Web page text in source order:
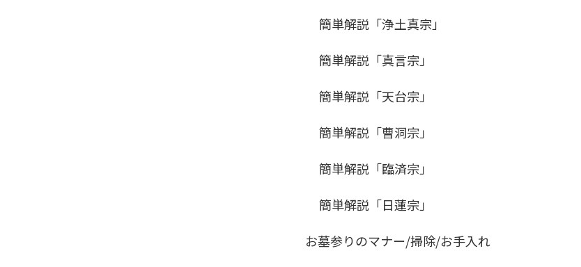
簡単解説「浄土真宗」
簡単解説「真言宗」
簡単解説「天台宗」
簡単解説「曹洞宗」
簡単解説「臨済宗」
簡単解説「日蓮宗」
お墓参りのマナー/掃除/お手入れ